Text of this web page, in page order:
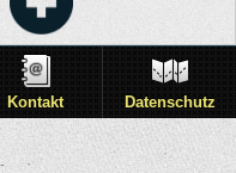
Kontakt Datenschutz